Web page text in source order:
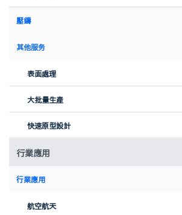
壓鑄
其他服务
表面處理
大批量生產
快速原型設計
行業應用
行業應用
航空航天
作提供了支持。這一合作使 Nicole 能夠優化
品推向健康與保健市場過程中發揮了關鍵作用。